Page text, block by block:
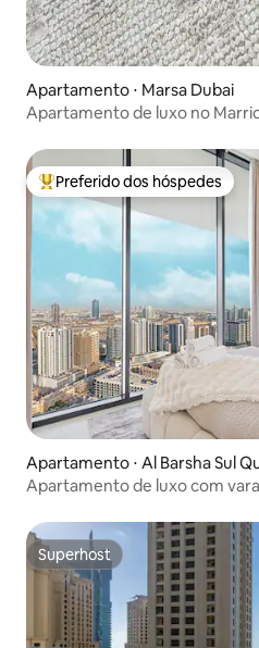
Apartamento ⋅ Marsa Dubai
Apartamento de luxo no
Entre os melhores preferidos
Preferido dos hóspedes
Apartamento ⋅ Al Barsha Sul
Apartamento de luxo com
Superhost
Superhost